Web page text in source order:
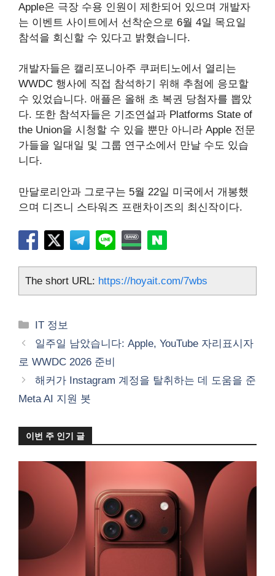
Apple은 극장 수용 인원이 제한되어 있으며 개발자
는 이벤트 사이트에서 선착순으로 6월 4일 목요일
참석을 회신할 수 있다고 밝혔습니다.
개발자들은 캘리포니아주 쿠퍼티노에서 열리는
WWDC 행사에 직접 참석하기 위해 추첨에 응모할
수 있었습니다. 애플은 올해 초 복권 당첨자를 뽑았
다. 또한 참석자들은 기조연설과 Platforms State of
the Union을 시청할 수 있을 뿐만 아니라 Apple 전문
가들을 일대일 및 그룹 연구소에서 만날 수도 있습
니다.
만달로리안과 그로구는 5월 22일 미국에서 개봉했
으며 디즈니 스타워즈 프랜차이즈의 최신작이다.
The short URL: https://hoyait.com/7wbs
카
테
리
IT 정보
일주일 남았습니다: Apple, YouTube 자리표시자
로 WWDC 2026 준비
해커가 Instagram 계정을 탈취하는 데 도움을 준
Meta AI 지원 봇
이번 주 인기 글